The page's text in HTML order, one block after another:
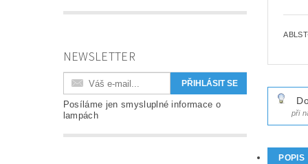
NEWSLETTER
Posíláme jen smysluplné informace o
lampách
při
POPIS